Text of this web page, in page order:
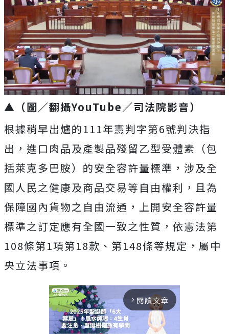
▲（圖／翻攝YouTube／司法院影音）
根據稍早出爐的111年憲判字第6號判決指
出，進口肉品及產製品殘留乙型受體素（包
括萊克多巴胺）的安全容許量標準，涉及全
國人民之健康及商品交易等自由權利，且為
保障國內貨物之自由流通，上開安全容許量
標準之訂定應有全國一致之性質，依憲法第
108條第1項第18款、第148條等規定，屬中
央立法事項。
arrow_forward_ios 閱讀文章